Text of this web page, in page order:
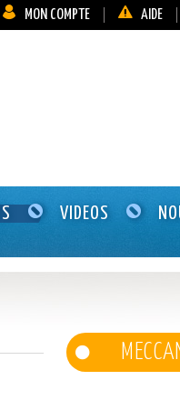
MON COMPTE AIDE
VIDEOS